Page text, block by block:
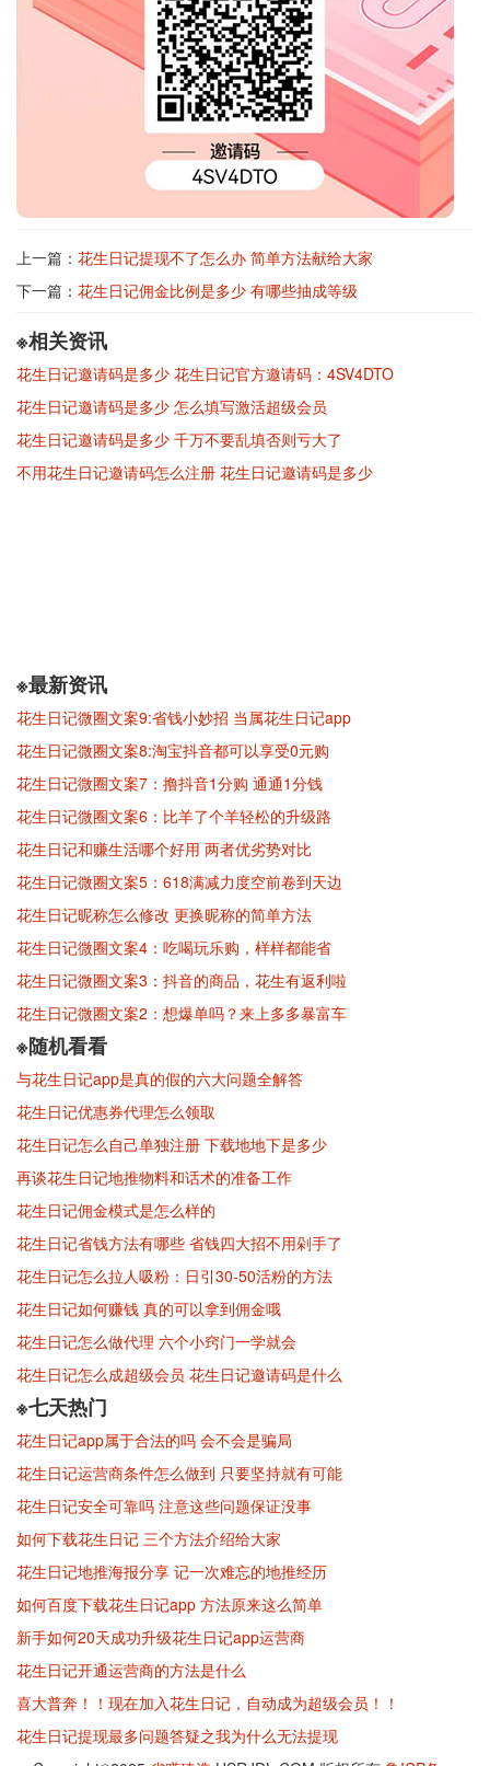
上一篇： 花生日记提现不了怎么办 简单方法献给大家
下一篇： 花生日记佣金比例是多少 有哪些抽成等级
※相关资讯
花生日记邀请码是多少 花生日记官方邀请码：4SV4DTO
花生日记邀请码是多少 怎么填写激活超级会员
花生日记邀请码是多少 千万不要乱填否则亏大了
不用花生日记邀请码怎么注册 花生日记邀请码是多少
※最新资讯
花生日记微圈文案9:省钱小妙招 当属花生日记app
花生日记微圈文案8:淘宝抖音都可以享受0元购
花生日记微圈文案7：撸抖音1分购 通通1分钱
花生日记微圈文案6：比羊了个羊轻松的升级路
花生日记和赚生活哪个好用 两者优劣势对比
花生日记微圈文案5：618满减力度空前卷到天边
花生日记昵称怎么修改 更换昵称的简单方法
花生日记微圈文案4：吃喝玩乐购，样样都能省
花生日记微圈文案3：抖音的商品，花生有返利啦
花生日记微圈文案2：想爆单吗？来上多多暴富车
※随机看看
与花生日记app是真的假的六大问题全解答
花生日记优惠券代理怎么领取
花生日记怎么自己单独注册 下载地地下是多少
再谈花生日记地推物料和话术的准备工作
花生日记佣金模式是怎么样的
花生日记省钱方法有哪些 省钱四大招不用剁手了
花生日记怎么拉人吸粉：日引30-50活粉的方法
花生日记如何赚钱 真的可以拿到佣金哦
花生日记怎么做代理 六个小窍门一学就会
花生日记怎么成超级会员 花生日记邀请码是什么
※七天热门
花生日记app属于合法的吗 会不会是骗局
花生日记运营商条件怎么做到 只要坚持就有可能
花生日记安全可靠吗 注意这些问题保证没事
如何下载花生日记 三个方法介绍给大家
花生日记地推海报分享 记一次难忘的地推经历
如何百度下载花生日记app 方法原来这么简单
新手如何20天成功升级花生日记app运营商
花生日记开通运营商的方法是什么
喜大普奔！！现在加入花生日记，自动成为超级会员！！
花生日记提现最多问题答疑之我为什么无法提现